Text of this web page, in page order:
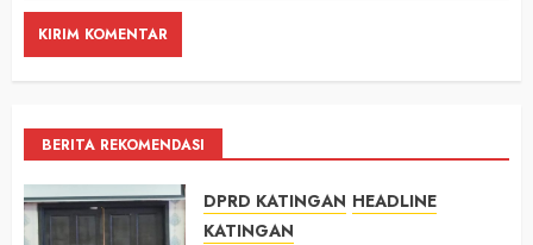
BERITA REKOMENDASI
DPRD KATINGAN HEADLINE
KATINGAN